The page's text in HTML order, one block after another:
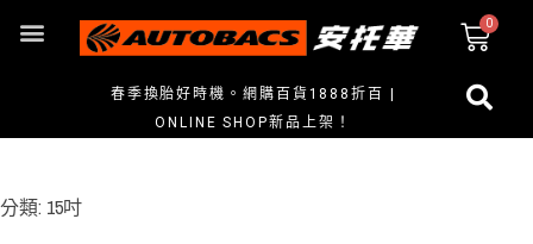
春季換胎好時機。網購百貨1888折百 |
ONLINE SHOP新品上架！
分類: 15吋